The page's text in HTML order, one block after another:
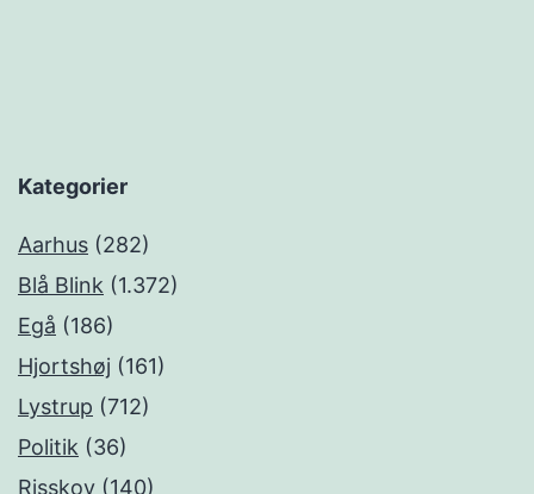
Kategorier
Aarhus (282)
Blå Blink (1.372)
Egå (186)
Hjortshøj (161)
Lystrup (712)
Politik (36)
Risskov (140)